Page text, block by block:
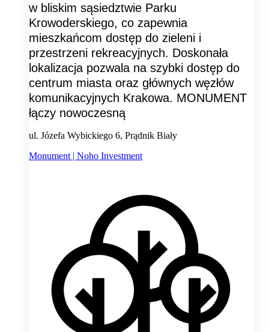
w bliskim sąsiedztwie Parku
Krowoderskiego, co zapewnia
mieszkańcom dostęp do zieleni i
przestrzeni rekreacyjnych. Doskonała
lokalizacja pozwala na szybki dostęp do
centrum miasta oraz głównych węzłów
komunikacyjnych Krakowa. MONUMENT
łączy nowoczesną
ul. Józefa Wybickiego 6, Prądnik Biały
Monument | Noho Investment